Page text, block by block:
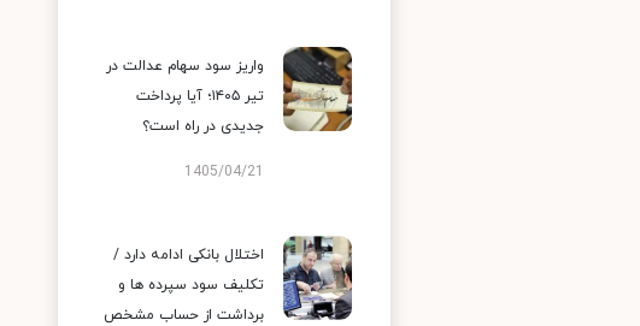
واریز سود سهام عدالت در
تیر ۱۴۰۵؛ آیا پرداخت
جدیدی در راه است؟
1405/04/21
اختلال بانکی ادامه دارد /
تکلیف سود سپرده ها و
برداشت از حساب مشخص